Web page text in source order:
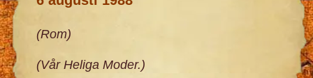
(Rom)
(Vår Heliga Moder.)